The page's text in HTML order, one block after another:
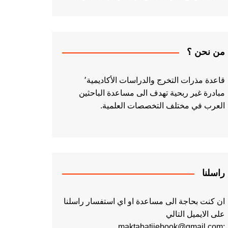
من نحن ؟
قاعدة مذرات التخرج والدراسات الأكاديمية٬
مبادرة غير ربحية تهدف الى مساعدة الباحثين
العرب في مختلف التخصصات العلمية.
راسلنا
ان كنت بحاجة الى مساعدة او اي استفسار راسلنا
على الايميل التالي